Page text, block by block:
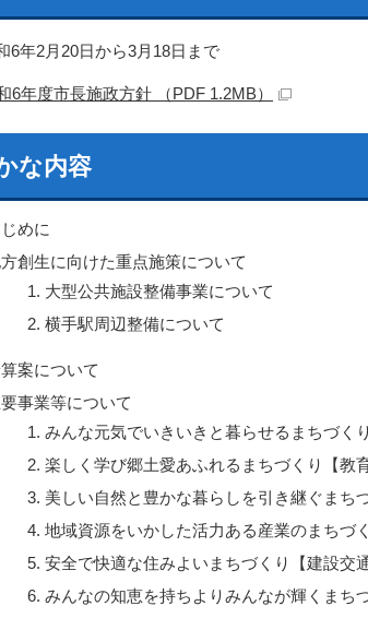
6年2月20日から3月18日まで
6年度市長施政方針 （PDF 1.2MB）
な内容
めに
創生に向けた重点施策について
大型公共施設整備事業について
横手駅周辺整備について
案について
事業等について
みんな元気でいきいきと暮らせるまちづく
楽しく学び郷土愛あふれるまちづくり【教
美しい自然と豊かな暮らしを引き継ぐまち
地域資源をいかした活力ある産業のまちづ
安全で快適な住みよいまちづくり【建設交通
みんなの知恵を持ちよりみんなが輝くまち